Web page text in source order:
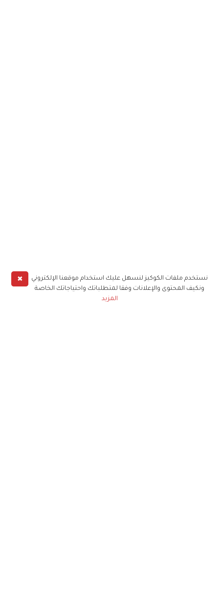
✖
نستخدم ملفات الكوكيز لنسهل عليك استخدام موقعنا الإلكتروني
ونكيف المحتوى والإعلانات وفقا لمتطلباتك واحتياجاتك الخاصة
المزيد